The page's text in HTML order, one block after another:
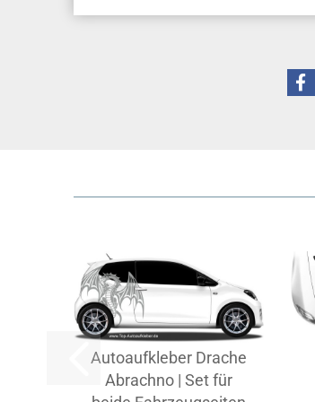
Autoaufkleber Drache
Abrachno | Set für